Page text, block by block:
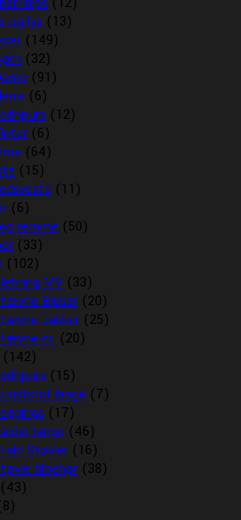
og lys (13)
(149)
(32)
(91)
(6)
(12)
(6)
(64)
(15)
(11)
(6)
remme (50)
(33)
(102)
MV (33)
Bluser (20)
Jakker (25)
nr. (20)
(142)
(15)
lange (7)
(17)
lange (46)
Støvler (16)
tilbehør (38)
(43)